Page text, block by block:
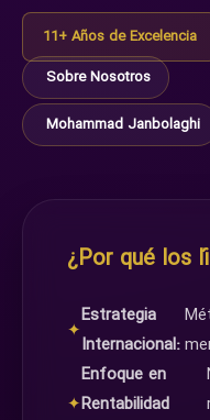
11+ Años de Excelencia
Sobre Nosotros
Mohammad Janbolaghi
¿Por qué los
✦
Estrategia
Internacional:
✦
Enfoque en
Rentabilidad